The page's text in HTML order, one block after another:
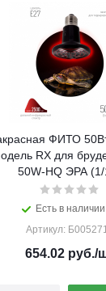
ФИТО
RX для
50W-НQ ЭРА (1/
Есть в
Артикул:
654.02руб./